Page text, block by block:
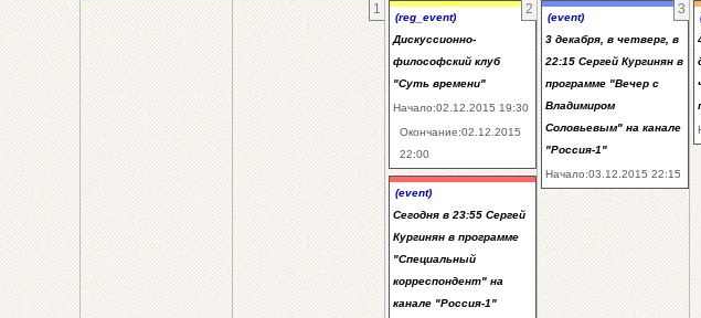
1
2
(reg_event)
Дискуссионно-
философский клуб
"Суть времени"
Начало:02.12.2015 19:30
Окончание:02.12.2015
22:00
(event)
Сегодня в 23:55 Сергей
Кургинян в программе
"Специальный
корреспондент" на
канале "Россия-1"
3
(event)
3 декабря, в четверг, в
22:15 Сергей Кургинян в
программе "Вечер с
Владимиром
Соловьевым" на канале
"Россия-1"
Начало:03.12.2015 22:15